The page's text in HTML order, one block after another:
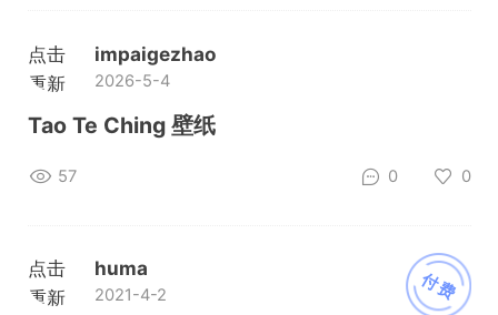
点击
重新
加载
impaigezhao
2026-5-4
Tao Te Ching 壁纸
57 0 0
付费
点击
重新
huma
2021-4-2